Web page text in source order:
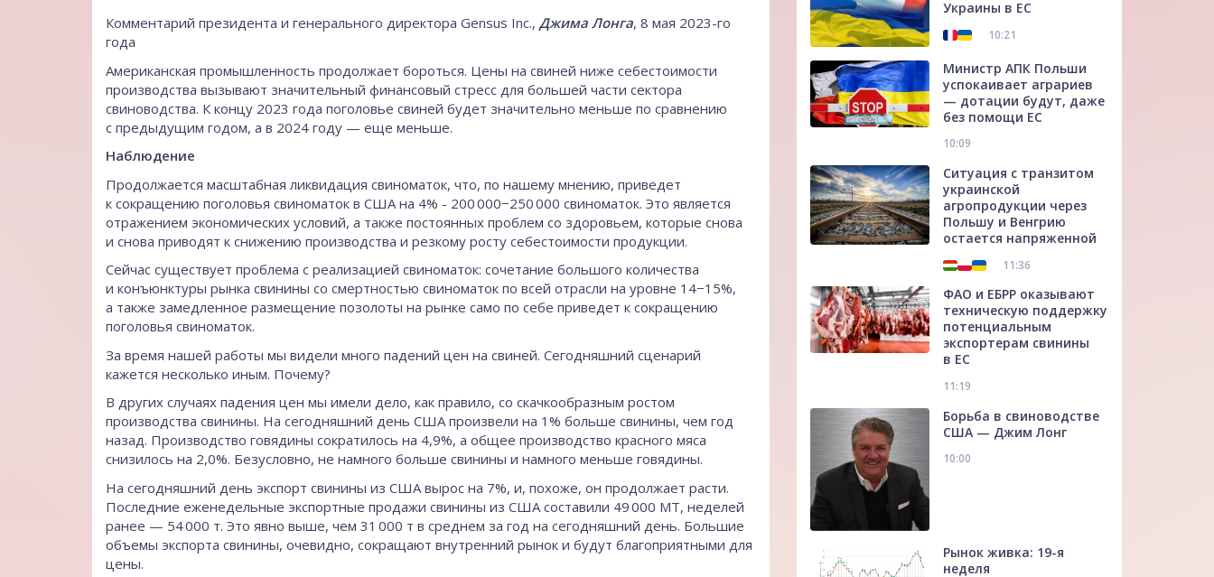
Комментарий президента и генерального директора Gensus Inc., Джима Лонга, 8 мая 2023-го
года
Американская промышленность продолжает бороться. Цены на свиней ниже себестоимости
производства вызывают значительный финансовый стресс для большей части сектора
свиноводства. К концу 2023 года поголовье свиней будет значительно меньше по сравнению
с предыдущим годом, а в 2024 году — еще меньше.
Наблюдение
Продолжается масштабная ликвидация свиноматок, что, по нашему мнению, приведет
к сокращению поголовья свиноматок в США на 4% - 200 000−250 000 свиноматок. Это является
отражением экономических условий, а также постоянных проблем со здоровьем, которые снова
и снова приводят к снижению производства и резкому росту себестоимости продукции.
Сейчас существует проблема с реализацией свиноматок: сочетание большого количества
и конъюнктуры рынка свинины со смертностью свиноматок по всей отрасли на уровне 14−15%,
а также замедленное размещение позолоты на рынке само по себе приведет к сокращению
поголовья свиноматок.
За время нашей работы мы видели много падений цен на свиней. Сегодняшний сценарий
кажется несколько иным. Почему?
В других случаях падения цен мы имели дело, как правило, со скачкообразным ростом
производства свинины. На сегодняшний день США произвели на 1% больше свинины, чем год
назад. Производство говядины сократилось на 4,9%, а общее производство красного мяса
снизилось на 2,0%. Безусловно, не намного больше свинины и намного меньше говядины.
На сегодняшний день экспорт свинины из США вырос на 7%, и, похоже, он продолжает расти.
Последние еженедельные экспортные продажи свинины из США составили 49 000 МТ, неделей
ранее — 54 000 т. Это явно выше, чем 31 000 т в среднем за год на сегодняшний день. Большие
объемы экспорта свинины, очевидно, сокращают внутренний рынок и будут благоприятными для
цены.
Украины в ЕС
10:21
Министр АПК Польши
успокаивает аграриев
— дотации будут, даже
без помощи ЕС
10:09
Ситуация с транзитом
украинской
агропродукции через
Польшу и Венгрию
остается напряженной
11:36
ФАО и ЕБРР оказывают
техническую поддержку
потенциальным
экспортерам свинины
в ЕС
11:19
Борьба в свиноводстве
США — Джим Лонг
10:00
Рынок живка: 19-я
неделя